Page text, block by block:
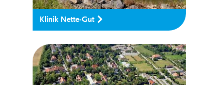
Klinik Nette-Gut